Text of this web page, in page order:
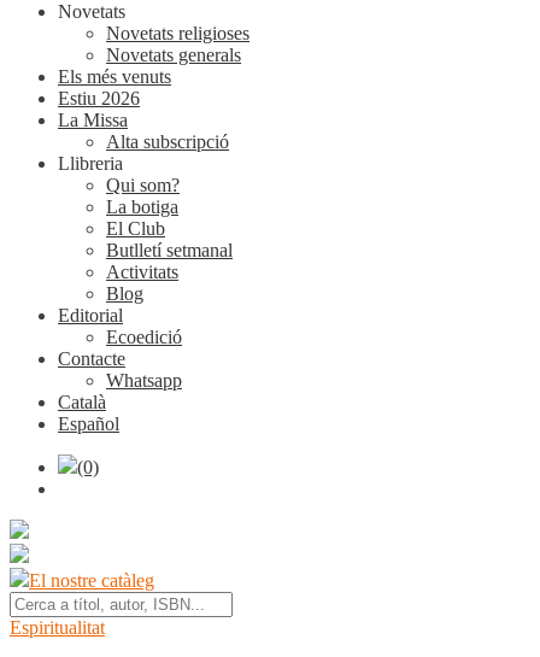
Novetats
Novetats religioses
Novetats generals
Els més venuts
Estiu 2026
La Missa
Alta subscripció
Llibreria
Qui som?
La botiga
El Club
Butlletí setmanal
Activitats
Blog
Editorial
Ecoedició
Contacte
Whatsapp
Català
Español
(0)
El nostre catàleg
Espiritualitat